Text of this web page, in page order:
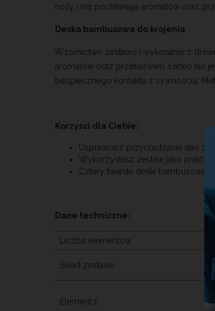
noży i nie pochłaniają aromatów oraz
Deska bambusowa do krojenia
Wzornictwo zestawu i wykonanie z
aromatów oraz przebarwień. Łatwo też
bezpiecznego kontaktu z żywnością.
Korzyści dla Ciebie:
Usprawnisz przyrządzanie dań z
Wykorzystasz zestaw jako
Cztery twarde deski bambusowe
Dane techniczne:
Liczba elementów
Skład zestawu
Element 1